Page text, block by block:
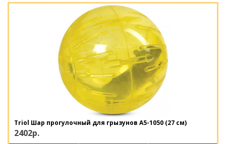
Triol Шар прогулочный для грызунов А5-1050 (27 см)
2402р.